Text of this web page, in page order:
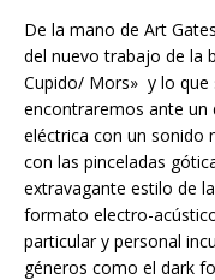
De la mano de Art
del nuevo trabajo de la
Cupido/ Mors» y lo que
encontraremos ante un
eléctrica con un sonido
con las pinceladas
extravagante estilo de
formato electro-
particular y personal
géneros como el dark